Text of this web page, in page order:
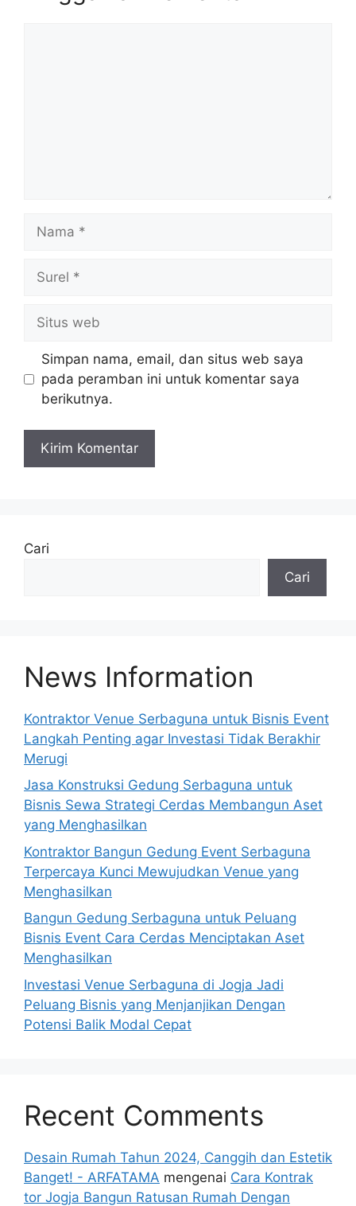
Nama
Surel
Situs
web
Simpan nama, email, dan situs web saya
pada peramban ini untuk komentar saya
berikutnya.
e
v
e
Cari
Cari
News Information
Kontraktor Venue Serbaguna untuk Bisnis Event
Langkah Penting agar Investasi Tidak Berakhir
Merugi
Jasa Konstruksi Gedung Serbaguna untuk
Bisnis Sewa Strategi Cerdas Membangun Aset
yang Menghasilkan
Kontraktor Bangun Gedung Event Serbaguna
Terpercaya Kunci Mewujudkan Venue yang
Menghasilkan
Bangun Gedung Serbaguna untuk Peluang
Bisnis Event Cara Cerdas Menciptakan Aset
Menghasilkan
Investasi Venue Serbaguna di Jogja Jadi
Peluang Bisnis yang Menjanjikan Dengan
Potensi Balik Modal Cepat
Recent Comments
Desain Rumah Tahun 2024, Canggih dan Estetik
Banget! - ARFATAMA mengenai Cara Kontrak
tor Jogja Bangun Ratusan Rumah Dengan